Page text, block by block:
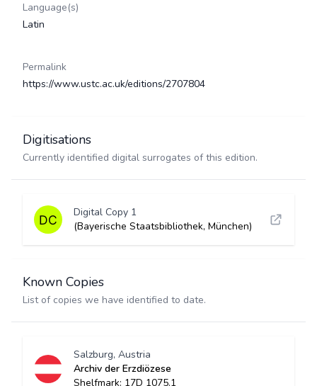
Language(s)
Latin
Permalink
https://www.ustc.ac.uk/editions/2707804
Digitisations
Currently identified digital surrogates of this edition.
Digital Copy 1
(Bayerische Staatsbibliothek, München)
Known Copies
List of copies we have identified to date.
Salzburg, Austria
Archiv der Erzdiözese
Shelfmark: 17D 1075.1